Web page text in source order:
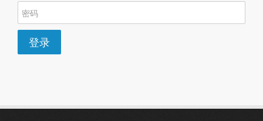
登录